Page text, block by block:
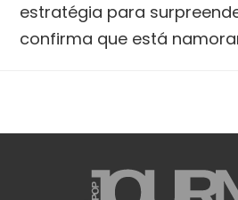
estratégia para
confirma que está